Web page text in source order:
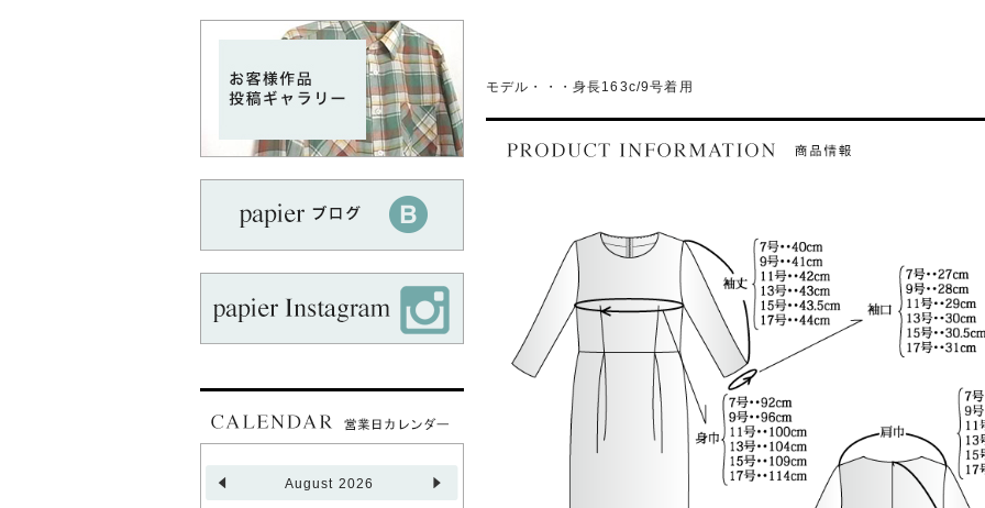
出力方法変更のお知らせ
本日までに下記のパターンがA4用紙
で貼り合わせありのパターンに変更済
みです。
B-42 後ろタックノースリーブ
B-46 フリル袖ブラウス
B-52 ロングフレンチカットソー
B-57 タックスリーブギャザーネッ
OP-09 ソフトタックワンピース
OP-18 ウエストゴムロングワンピ
OP-19 テントラインワンピース
臨時休業のお知らせ
8月8日(月)は臨時休業といたしま
す。
以外のご連絡、発送は行いませんので
August 2026
モデル・・・身長163c/9号着用